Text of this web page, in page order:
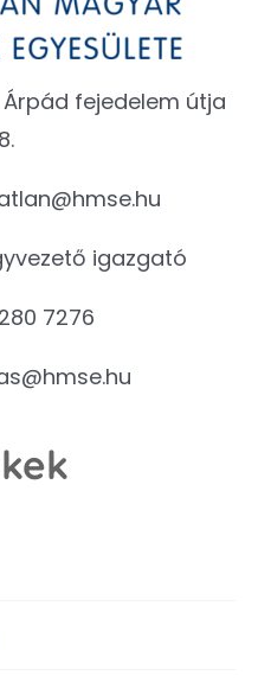
Árpád fejedelem útja
8.
igazgató
7276